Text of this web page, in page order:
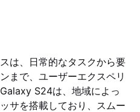
は、日常的なタスクから要
まで、ユーザーエクスペリ
S24は、地域によっ
サを搭載しており、スムー